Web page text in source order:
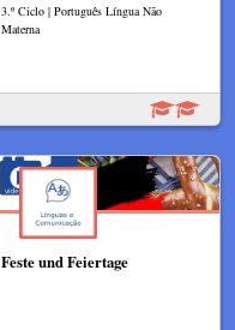
3.º Ciclo | Português Língua Não
Materna
Feste und Feiertage